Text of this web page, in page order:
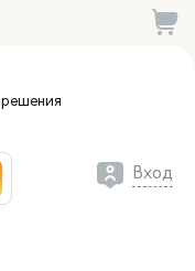
решения
Вход